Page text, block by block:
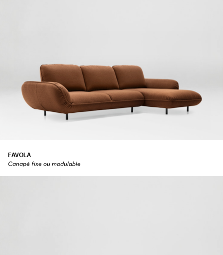
FAVOLA
Canapé fixe ou modulable